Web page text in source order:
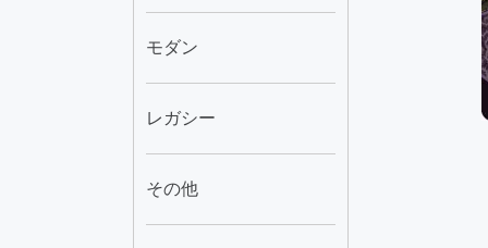
モダン
レガシー
その他